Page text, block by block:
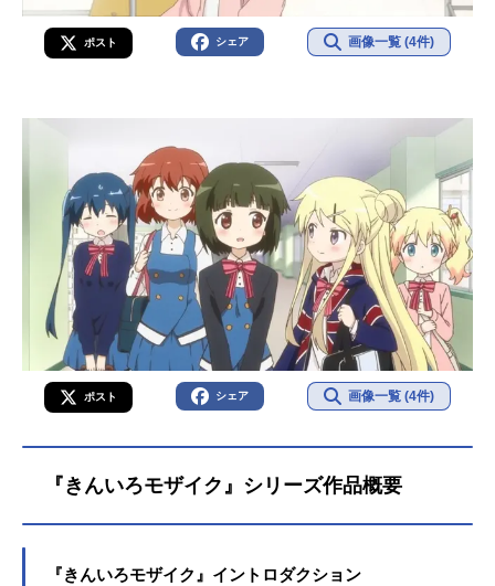
ポスト シェア 画像一覧 (4件)
ポスト シェア 画像一覧 (4件)
『きんいろモザイク』シリーズ作品概要
『きんいろモザイク』イントロダクション